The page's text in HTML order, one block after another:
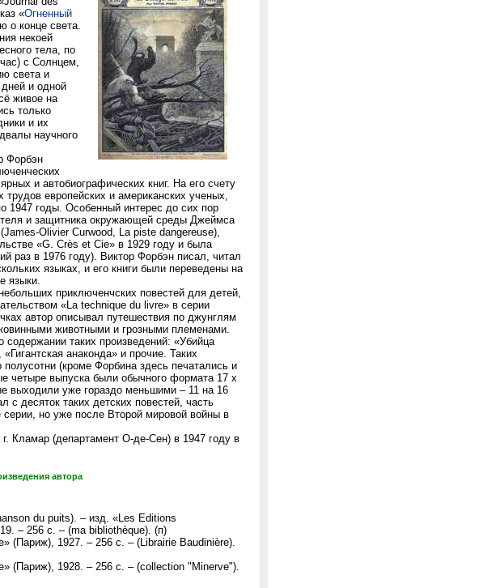
«Огненный
о конце света.
некоей
тела, по
с Солнцем,
света и
и одной
живое на
только
и их
научного
Форбэн
и автобиографических книг. На его счету
трудов европейских и американских ученых,
1947 годы. Особенный интерес до сих пор
и защитника окружающей среды Джеймса
Olivier Curwood, La piste dangereuse),
«G. Crès et Cie» в 1929 году и была
раз в 1976 году). Виктор Форбэн писал, читал
языках, и его книги были переведены на
языки.
приключенчских повестей для детей,
«La technique du livre» в серии
автор описывал путешествия по джунглям
животными и грозными племенами.
содержании таких произведений: «Убийца
анаконда» и прочие. Таких
(кроме Форбина здесь печатались и
четыре выпуска были обычного формата 17 x
выходили уже гораздо меньшими – 11 на 16
с десяток таких детских повестей, часть
но уже после Второй мировой войны в
Кламар (департамент О-де-Сен) в 1947 году в
автора
du puits). – изд. «‎Les Editions
– 256 с. – (ma bibliothèque). (п)
(Париж), 1927. – 256 с. – (Librairie Baudinière).
(Париж), 1928. – 256 с. – (collection "Minerve").